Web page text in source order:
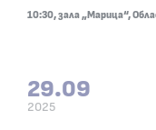
10:30, зала „Марица“,
29.09
2025